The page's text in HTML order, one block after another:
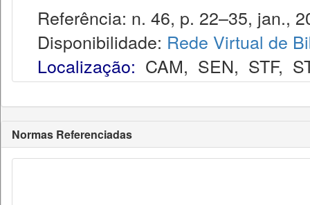
Referência: n. 46, p. 22–35, jan.,
Disponibilidade: Rede Virtual de
Localização: CAM, SEN, STF,
Normas Referenciadas